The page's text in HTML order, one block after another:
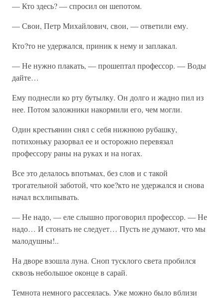
— Кто здесь? — спросил он шепотом.
— Свои, Петр Михайлович, свои, — ответили ему.
Кто?то не удержался, приник к нему и заплакал.
— Не нужно плакать, — прошептал профессор. — Воды
дайте…
Ему поднесли ко рту бутылку. Он долго и жадно пил из
нее. Потом заложники накормили его, чем могли.
Один крестьянин снял с себя нижнюю рубашку,
потихоньку разорвал ее и осторожно перевязал
профессору раны на руках и на ногах.
Все это делалось впотьмах, без слов и с такой
трогательной заботой, что кое?кто не удержался и снова
начал всхлипывать.
— Не надо, — еле слышно проговорил профессор. — Не
надо… И стонать не следует… Пусть не думают, что мы
малодушны!..
На дворе взошла луна. Сноп тусклого света пробился
сквозь небольшое оконце в сарай.
Темнота немного рассеялась. Уже можно было вблизи